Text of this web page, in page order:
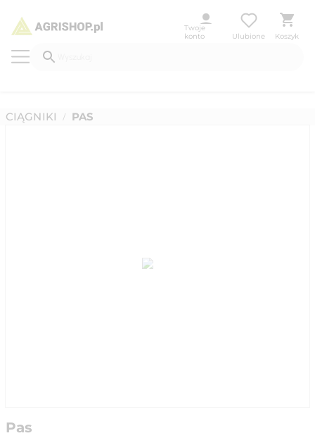
Twoje
konto
Ulubione Koszyk
CIĄGNIKI / PAS
Pas